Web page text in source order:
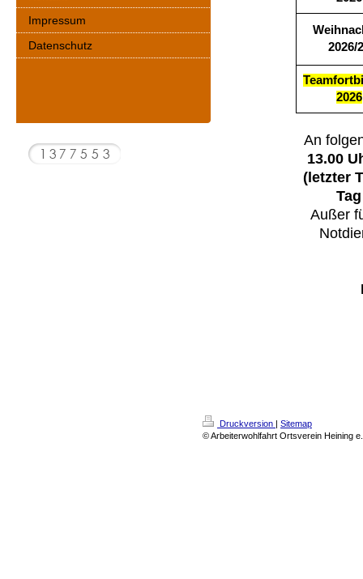
2026/
2026
An
13.00
(letzter
Außer
Impressum
Datenschutz
Druckversion | Sitemap
© Arbeiterwohlfahrt Ortsverein Heining